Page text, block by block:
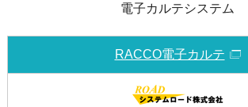
電子カルテシステム
RACCO電子カルテ